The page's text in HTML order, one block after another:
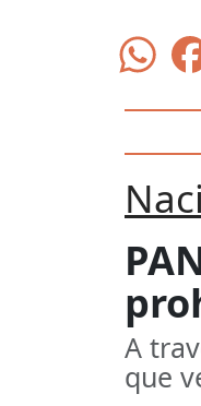
A
que